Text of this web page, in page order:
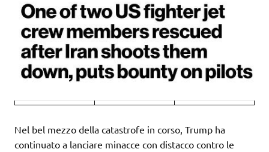
Nel bel mezzo della catastrofe in corso, Trump ha
continuato a lanciare minacce con distacco contro le